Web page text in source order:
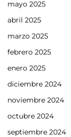
mayo 2025
abril 2025
marzo 2025
febrero 2025
enero 2025
diciembre 2024
noviembre 2024
octubre 2024
septiembre 2024